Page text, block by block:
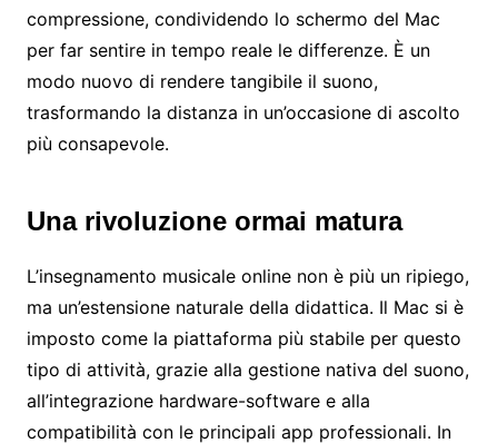
compressione, condividendo lo schermo del Mac
per far sentire in tempo reale le differenze. È un
modo nuovo di rendere tangibile il suono,
trasformando la distanza in un’occasione di ascolto
più consapevole.
Una rivoluzione ormai matura
L’insegnamento musicale online non è più un ripiego,
ma un’estensione naturale della didattica. Il Mac si è
imposto come la piattaforma più stabile per questo
tipo di attività, grazie alla gestione nativa del suono,
all’integrazione hardware-software e alla
compatibilità con le principali app professionali. In